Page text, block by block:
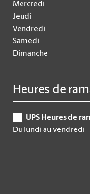
Mercredi
Jeudi
Vendredi
Samedi
Dimanche
Heures de
UPS Heures de
Du lundi au vendredi